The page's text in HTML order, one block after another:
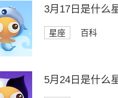
3月17日是什么
星座 百科
5月24日是什么